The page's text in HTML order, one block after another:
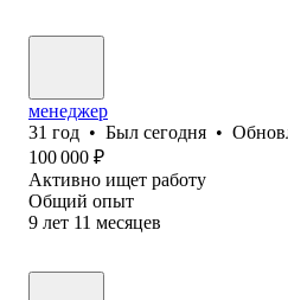
менеджер
31 год • Был сегодня •
100 000 ₽
Активно ищет работу
Общий опыт
9 лет 11 месяцев